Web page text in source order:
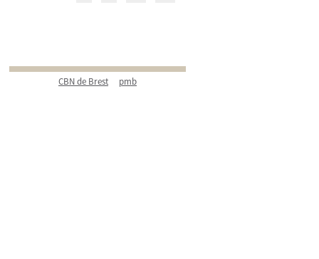
CBN de Brest pmb